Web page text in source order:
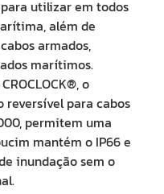
utilizar em todos
além de
armados,
marítimos.
o
para cabos
permitem uma
mantém o IP66 e
inundação sem o